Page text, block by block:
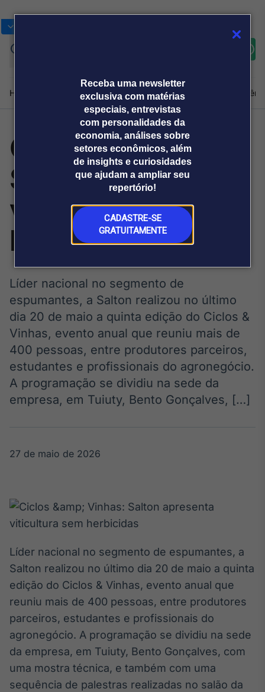
Receba uma newsletter
exclusiva com matérias
especiais, entrevistas
com personalidades da
economia, análises sobre
setores econômicos, além
de insights e curiosidades
que ajudam a ampliar seu
repertório!
CADASTRE-SE
GRATUITAMENTE
Home Produtos e soluçõesNotíciasBlogWeekend
Plataformas
Broadcast
Broadcast+
O mercado
financeiro em
tempo real
Broadcast
Agro
Tudo sobre o
agronegócio
Broadcast
Político
Os bastidores da
política em
tempo real
White Label
Plataforma para
conteúdos
personalizados
Soluções de Dados
e Conteúdos
OTC
Plataforma para
negociação de
Sobre nós Releases Broadcast
Prêmio Broadcast
Analistas
Prêmio Broadcast
Empresas
Agências de
comunicação
Releases
Ciclos & Vinhas:
Salton apresenta
viticultura sem
herbicidas
Líder nacional no segmento de
espumantes, a Salton realizou no último
dia 20 de maio a quinta edição do Ciclos &
Vinhas, evento anual que reuniu mais de
400 pessoas, entre produtores parceiros,
estudantes e profissionais do agronegócio.
A programação se dividiu na sede da
empresa, em Tuiuty, Bento Gonçalves, […]
27 de maio de 2026
Líder nacional no segmento de espumantes, a
Salton realizou no último dia 20 de maio a quinta
edição do Ciclos & Vinhas, evento anual que
reuniu mais de 400 pessoas, entre produtores
parceiros, estudantes e profissionais do
agronegócio. A programação se dividiu na sede
da empresa, em Tuiuty, Bento Gonçalves, com
uma mostra técnica, e também com uma
sequência de palestras realizadas no salão da